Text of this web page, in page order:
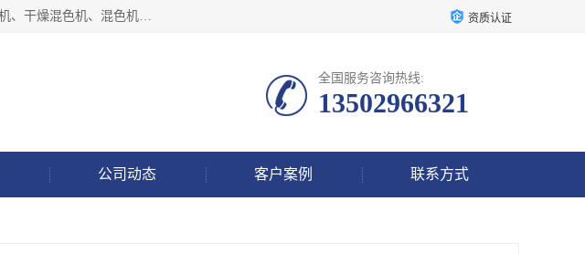
汕头经济特区震龙塑料机械有限公司专注于制造强力粉碎机、静音粉碎机、塑料粉碎机、强力塑料粉碎机、干燥混色机、混色机、冷水机、上料机等塑料辅助机械。 资质认证
全国服务咨询热线:
13502966321
公司动态 客户案例 联系方式